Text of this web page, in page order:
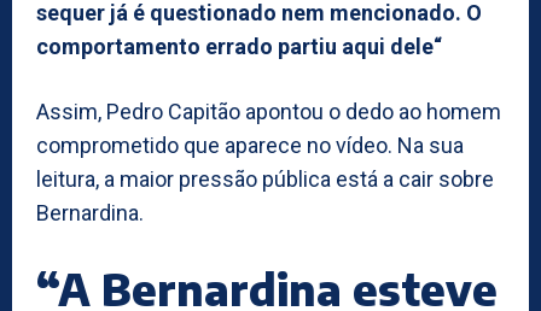
sequer já é questionado nem mencionado. O
comportamento errado partiu aqui dele“
Assim, Pedro Capitão apontou o dedo ao homem
comprometido que aparece no vídeo. Na sua
leitura, a maior pressão pública está a cair sobre
Bernardina.
“A Bernardina esteve